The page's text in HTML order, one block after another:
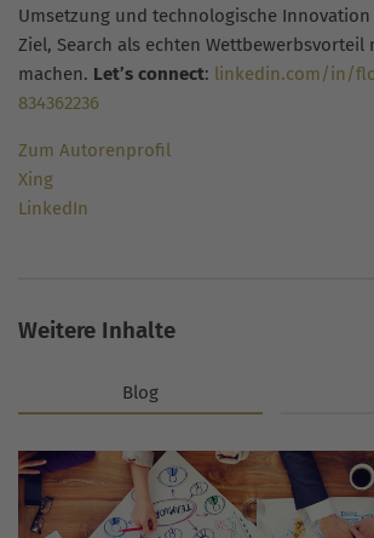
Umsetzung und technologische
Ziel, Search als echten Wettbewerbsvorteil
machen. Let’s connect: linkedin.com/in/
834362236
Zum Autorenprofil
Xing
LinkedIn
Weitere Inhalte
Blog